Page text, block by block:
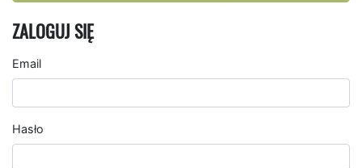
ZALOGUJ SIĘ
Email
Hasło